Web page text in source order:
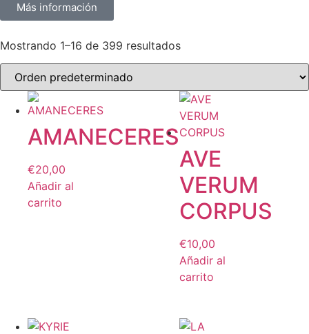
Más información
Mostrando 1–16 de 399 resultados
AMANECERES
€20,00
Añadir al
carrito
AVE
VERUM
CORPUS
€10,00
Añadir al
carrito